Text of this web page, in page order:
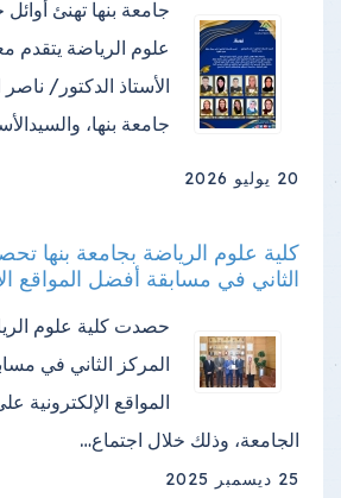
جامعة بنها تهنئ
علوم الرياضة ​يتقدم
الأستاذ الدكتور/
جامعة بنها،
20 يوليو 2026
كلية علوم الرياضة بجامعة بنها
الثاني في مسابقة أفضل المواقع
حصدت كلية علوم
المركز الثاني في
المواقع الإلكترونية
الجامعة، وذلك خلال اجتماع…
25 ديسمبر 2025